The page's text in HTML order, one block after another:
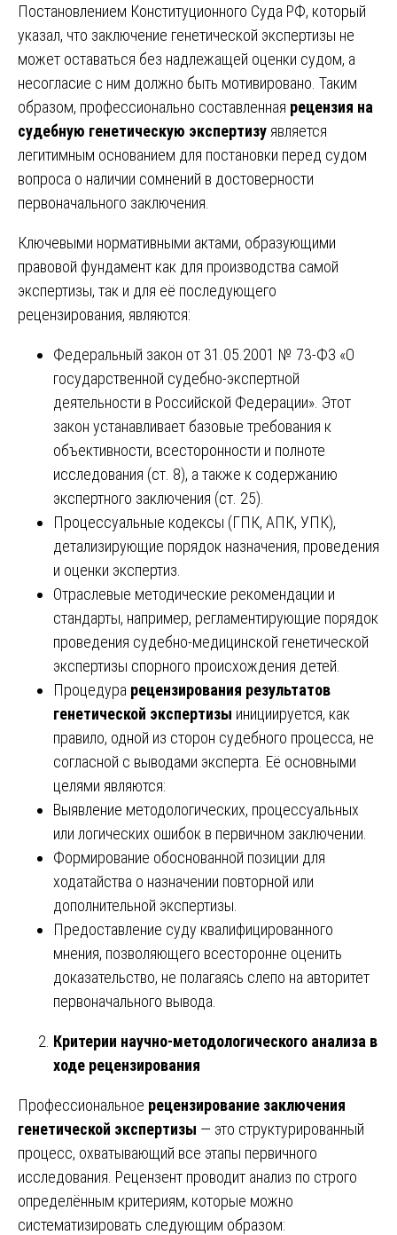
Постановлением Конституционного Суда РФ, который
указал, что заключение генетической экспертизы не
может оставаться без надлежащей оценки судом, а
несогласие с ним должно быть мотивировано. Таким
образом, профессионально составленная рецензия на
судебную генетическую экспертизу является
легитимным основанием для постановки перед судом
вопроса о наличии сомнений в достоверности
первоначального заключения.
Ключевыми нормативными актами, образующими
правовой фундамент как для производства самой
экспертизы, так и для её последующего
рецензирования, являются:
Федеральный закон от 31.05.2001 № 73-ФЗ «О
государственной судебно-экспертной
деятельности в Российской Федерации». Этот
закон устанавливает базовые требования к
объективности, всесторонности и полноте
исследования (ст. 8), а также к содержанию
экспертного заключения (ст. 25).
Процессуальные кодексы (ГПК, АПК, УПК),
детализирующие порядок назначения, проведения
и оценки экспертиз.
Отраслевые методические рекомендации и
стандарты, например, регламентирующие порядок
проведения судебно-медицинской генетической
экспертизы спорного происхождения детей.
Процедура рецензирования результатов
генетической экспертизы инициируется, как
правило, одной из сторон судебного процесса, не
согласной с выводами эксперта. Её основными
целями являются:
Выявление методологических, процессуальных
или логических ошибок в первичном заключении.
Формирование обоснованной позиции для
ходатайства о назначении повторной или
дополнительной экспертизы.
Предоставление суду квалифицированного
мнения, позволяющего всесторонне оценить
доказательство, не полагаясь слепо на авторитет
первоначального вывода.
Критерии научно-методологического анализа в
ходе рецензирования
Профессиональное рецензирование заключения
генетической экспертизы — это структурированный
процесс, охватывающий все этапы первичного
исследования. Рецензент проводит анализ по строго
определённым критериям, которые можно
систематизировать следующим образом: